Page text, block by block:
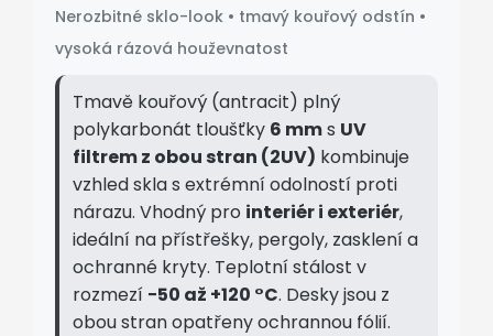
Nerozbitné sklo-look • tmavý kouřový odstín •
vysoká rázová houževnatost
Tmavě kouřový (antracit) plný
polykarbonát tloušťky 6 mms UV
filtrem z obou stran (2UV) kombinuje
vzhled skla s extrémní odolností proti
nárazu. Vhodný pro interiér i exteriér,
ideální na přístřešky, pergoly, zasklení a
ochranné kryty. Teplotní stálost v
rozmezí −50 až +120 °C. Desky jsou z
obou stran opatřeny ochrannou fólií.